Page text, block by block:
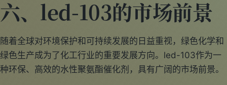
六、led-103的市场前景
随着全球对环境保护和可持续发展的日益重视，绿色化学和
绿色生产成为了化工行业的重要发展方向。led-103作为一
种环保、高效的水性聚氨酯催化剂，具有广阔的市场前景。